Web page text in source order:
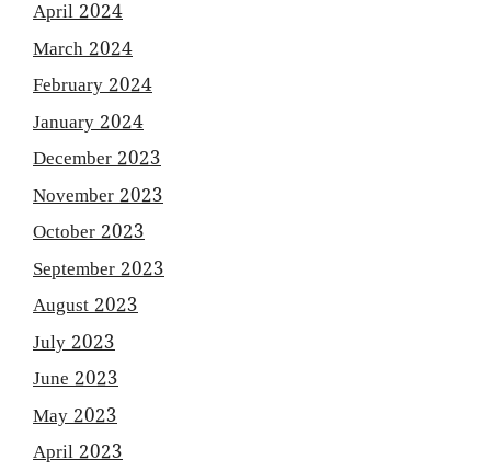
April 2024
March 2024
February 2024
January 2024
December 2023
November 2023
October 2023
September 2023
August 2023
July 2023
June 2023
May 2023
April 2023